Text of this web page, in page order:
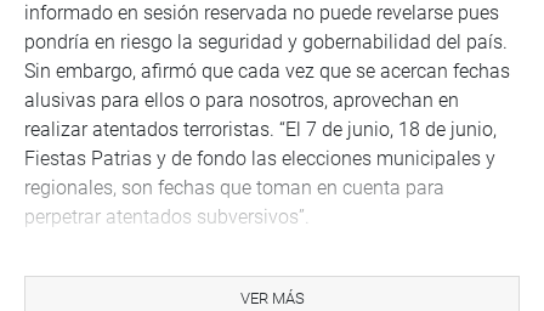
informado en sesión reservada no puede revelarse pues
pondría en riesgo la seguridad y gobernabilidad del país.
Sin embargo, afirmó que cada vez que se acercan fechas
alusivas para ellos o para nosotros, aprovechan en
realizar atentados terroristas. “El 7 de junio, 18 de junio,
Fiestas Patrias y de fondo las elecciones municipales y
regionales, son fechas que toman en cuenta para
perpetrar atentados subversivos”.
respuestas de venganza o acciones por encargo cuando
VER MÁS